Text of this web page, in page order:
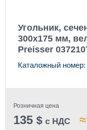
Угольник,
300x175 мм,
Preisser
Каталожный номер:
Розничная цена
135 $ с НДС ≈